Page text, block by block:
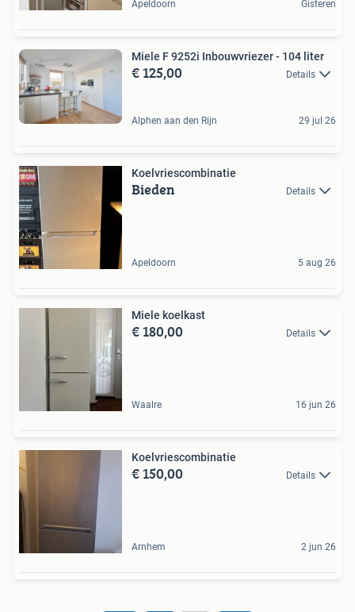
Apeldoorn Gisteren
Miele F 9252i Inbouwvriezer - 104 liter
€ 125,00 Details
Alphen aan den Rijn 29 jul 26
Koelvriescombinatie
Bieden Details
Apeldoorn 5 aug 26
Miele koelkast
€ 180,00 Details
Waalre 16 jun 26
Koelvriescombinatie
€ 150,00 Details
Arnhem 2 jun 26